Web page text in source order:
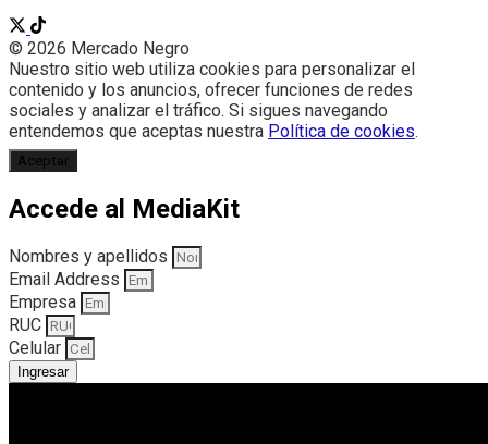
© 2026 Mercado Negro
Nuestro sitio web utiliza cookies para personalizar el
contenido y los anuncios, ofrecer funciones de redes
sociales y analizar el tráfico. Si sigues navegando
entendemos que aceptas nuestra Política de cookies.
Aceptar
Accede al MediaKit
Nombres y apellidos
Email Address
Empresa
RUC
Celular
Ingresar